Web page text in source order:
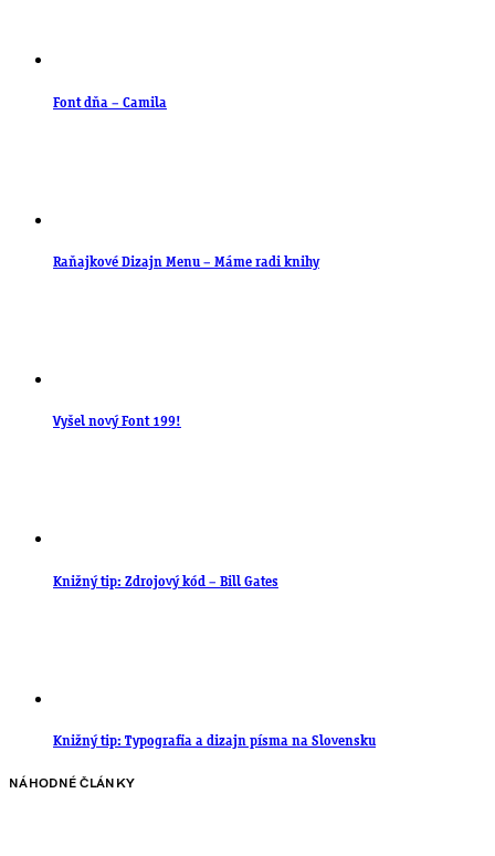
Font dňa – Camila
Raňajkové Dizajn Menu – Máme radi knihy
Vyšel nový Font 199!
Knižný tip: Zdrojový kód – Bill Gates
Knižný tip: Typografia a dizajn písma na Slovensku
NÁHODNÉ ČLÁNKY